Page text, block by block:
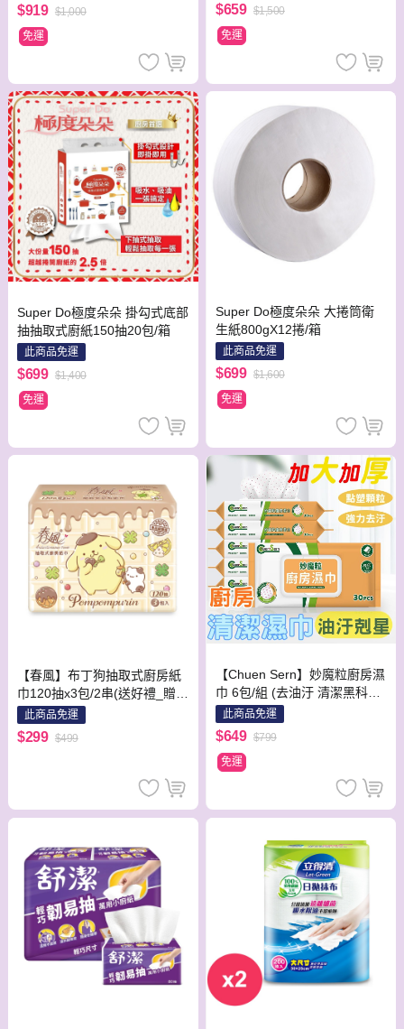
$919 $1,000
免運
$659 $1,500
免運
Super Do極度朵朵 掛勾式底部
抽抽取式廚紙150抽20包/箱
此商品免運
$699 $1,400
免運
Super Do極度朵朵 大捲筒衛
生紙800gX12捲/箱
此商品免運
$699 $1,600
免運
【春風】布丁狗抽取式廚房紙
巾120抽x3包/2串(送好禮_贈品
隨機出貨)
此商品免運
$299 $499
【Chuen Sern】妙魔粒廚房濕
巾 6包/組 (去油汙 清潔黑科技
居家清潔)-限量贈淨魔力體驗
包x10包
此商品免運
$649 $799
免運